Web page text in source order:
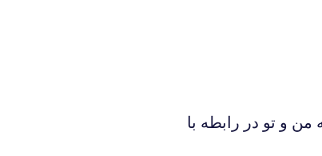
من و تو در رابطه با